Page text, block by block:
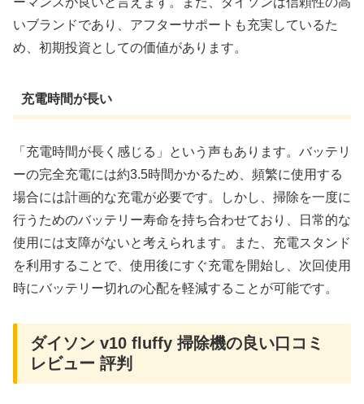
いブランドであり、アフターサポートも充実しているた
め、初期投資としての価値があります。
充電時間が長い
「充電時間が長く感じる」という声もあります。バッテリ
ーの完全充電には約3.5時間かかるため、頻繁に使用する
場合には計画的な充電が必要です。しかし、掃除を一度に
行うためのバッテリー寿命を持ち合わせており、日常的な
使用には支障がないと考えられます。また、充電スタンド
を利用することで、使用後にすぐ充電を開始し、次回使用
時にバッテリー切れの心配を軽減することが可能です。
ダイソン v10 fluffy 掃除機の良い口コミ
レビュー 評判